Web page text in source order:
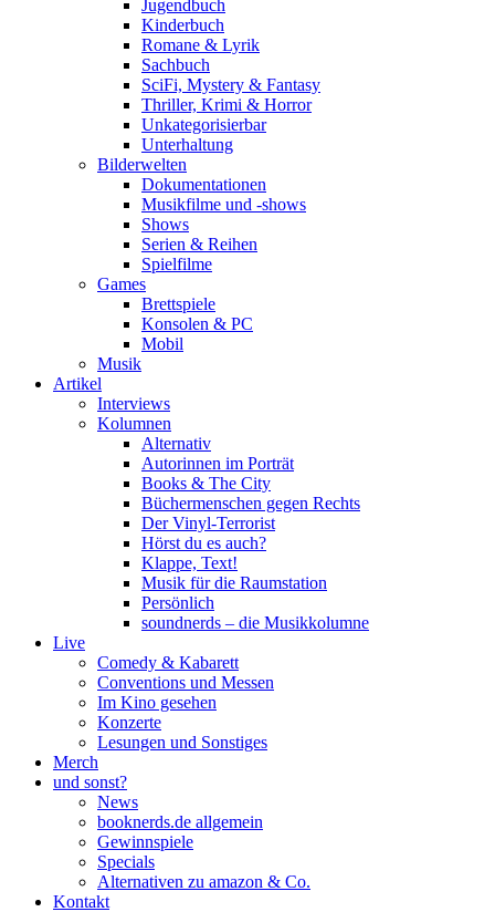
Jugendbuch
Kinderbuch
Romane & Lyrik
Sachbuch
SciFi, Mystery & Fantasy
Thriller, Krimi & Horror
Unkategorisierbar
Unterhaltung
Bilderwelten
Dokumentationen
Musikfilme und -shows
Shows
Serien & Reihen
Spielfilme
Games
Brettspiele
Konsolen & PC
Mobil
Musik
Artikel
Interviews
Kolumnen
Alternativ
Autorinnen im Porträt
Books & The City
Büchermenschen gegen Rechts
Der Vinyl-Terrorist
Hörst du es auch?
Klappe, Text!
Musik für die Raumstation
Persönlich
soundnerds – die Musikkolumne
Live
Comedy & Kabarett
Conventions und Messen
Im Kino gesehen
Konzerte
Lesungen und Sonstiges
Merch
und sonst?
News
booknerds.de allgemein
Gewinnspiele
Specials
Alternativen zu amazon & Co.
Kontakt